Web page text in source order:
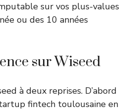
sur vos plus-values
ou des 10 années
sur Wiseed
à deux reprises. D’abord
fintech toulousaine en